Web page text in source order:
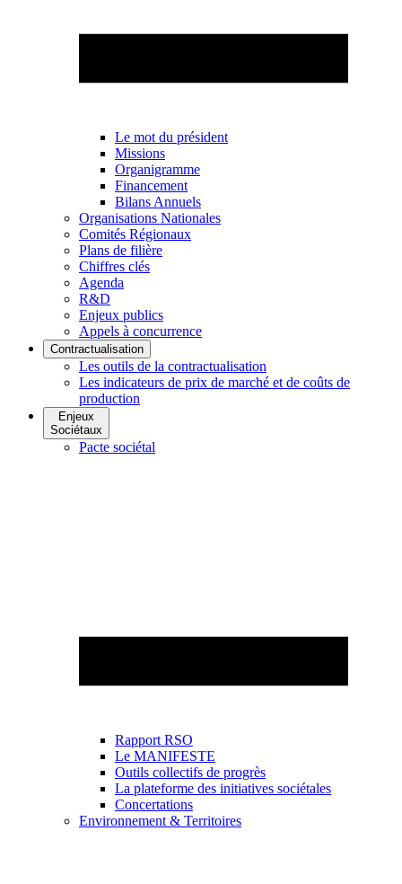
Le mot du président
Missions
Organigramme
Financement
Bilans Annuels
Organisations Nationales
Comités Régionaux
Plans de filière
Chiffres clés
Agenda
R&D
Enjeux publics
Appels à concurrence
Contractualisation
Les outils de la contractualisation
Les indicateurs de prix de marché et de coûts de
production
Enjeux
Sociétaux
Pacte sociétal
Rapport RSO
Le MANIFESTE
Outils collectifs de progrès
La plateforme des initiatives sociétales
Concertations
Environnement & Territoires